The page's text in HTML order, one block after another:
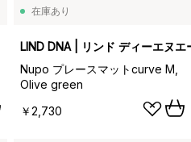
在庫あり
LIND DNA | リンド ディーエヌエ
Nupo プレースマットcurve M,
Olive green
￥2,730